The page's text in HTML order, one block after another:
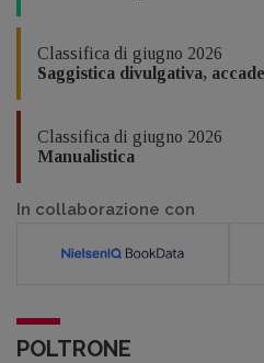
Classifica di giugno 2026
Saggistica divulgativa,
Classifica di giugno 2026
Manualistica
In collaborazione con
POLTRONE